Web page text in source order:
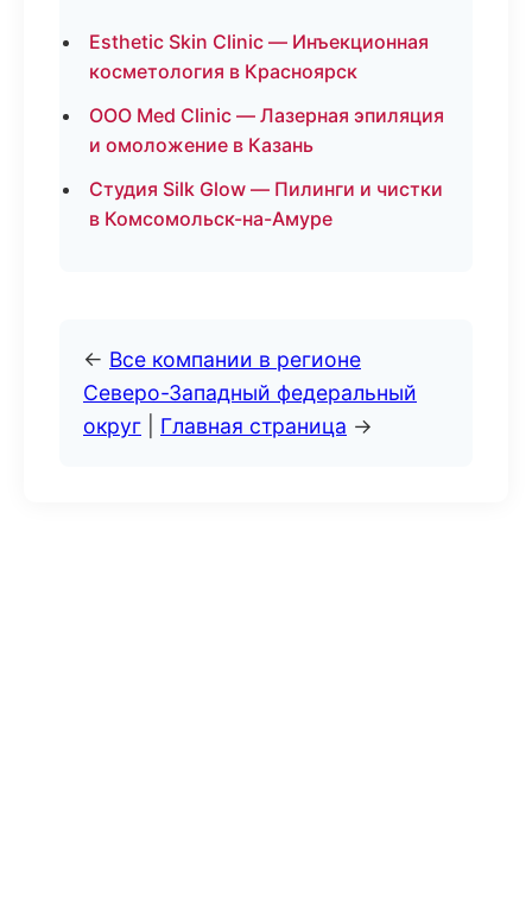
Esthetic Skin Clinic — Инъекционная
косметология в Красноярск
ООО Med Clinic — Лазерная эпиляция
и омоложение в Казань
Студия Silk Glow — Пилинги и чистки
в Комсомольск-на-Амуре
← Все компании в регионе
Северо-Западный федеральный
округ
Главная страница →